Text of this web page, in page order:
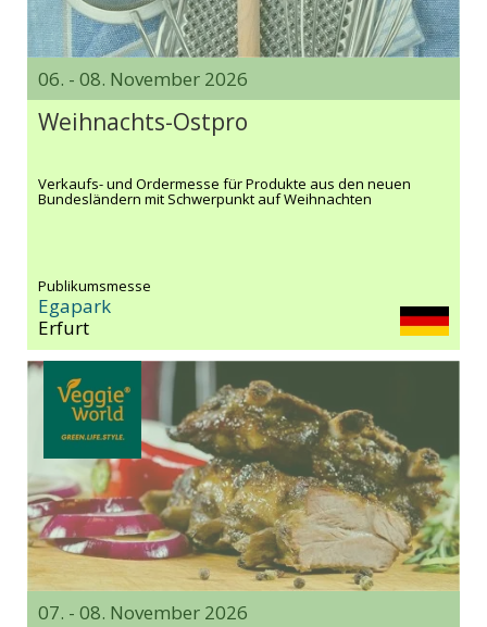
06. - 08. November 2026
Weihnachts-Ostpro
Verkaufs- und Ordermesse für Produkte aus den neuen
Bundesländern mit Schwerpunkt auf Weihnachten
Publikumsmesse
Egapark
Erfurt
07. - 08. November 2026